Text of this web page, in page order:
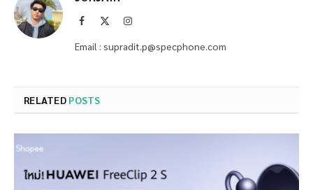
Facebook Instagram
Email : supradit.p@specphone.com
RELATED POSTS